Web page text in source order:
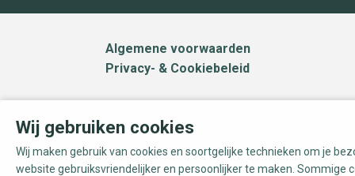
Algemene voorwaarden
Privacy- & Cookiebeleid
Wij gebruiken cookies
Wij maken gebruik van cookies en soortgelijke technieken om je
website gebruiksvriendelijker en persoonlijker te maken. Sommige